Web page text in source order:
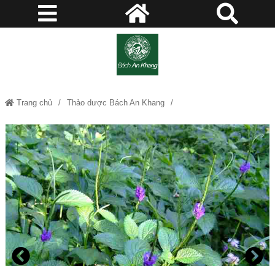
Trang chủ Thảo dược Bách An Khang
Cây Đuôi Chuột (mạch lạc) - Thảo dược Bách An Khang JD191 cay-duoi-
chuot